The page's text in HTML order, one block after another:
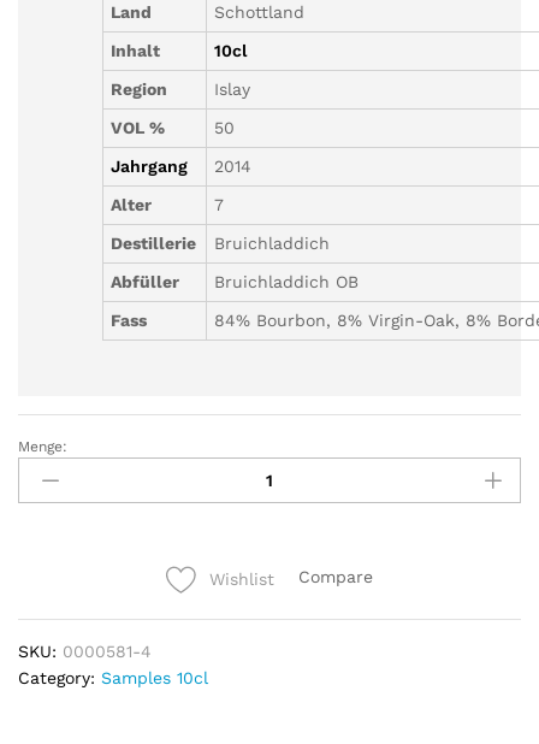
Land
Schottland
Inhalt
10cl
Region
Islay
VOL %
50
Jahrgang
2014
Alter
7
Destillerie
Bruichladdich
Abfüller
Bruichladdich OB
Fass
84% Bourbon, 8% Virgin-Oak, 8%
Port
Charlotte
Islay
Sample
quantity
Menge:
Wishlist Compare
SKU: 0000581-4
Category: Samples 10cl